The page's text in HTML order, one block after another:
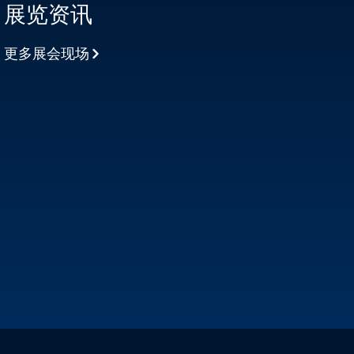
展览资讯
更多展会现场